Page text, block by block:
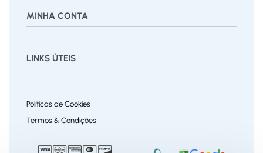
Vestido
MINHA CONTA
Pedidos
LINKS ÚTEIS
Trocas e Devoluções
Políticas do Site
Políticas de Cookies
Termos & Condições